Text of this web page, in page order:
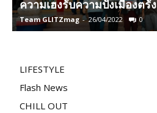
ความเฮงรับความปังเมืองตรัง
Team GLITZmag - 26/04/2022 0
LIFESTYLE
Flash News
CHILL OUT